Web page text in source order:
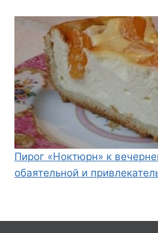
Пирог «Ноктюрн» к
обаятельной и